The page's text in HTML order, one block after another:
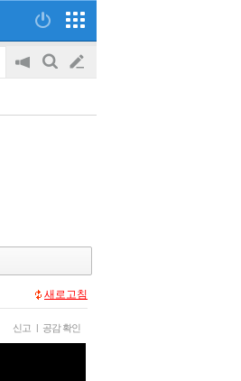
공
on/off
검
글
쓰
새로고침
신고 | 공감 확인